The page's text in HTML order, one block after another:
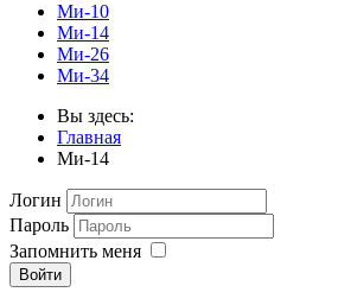
Ми-10
Ми-14
Ми-26
Ми-34
Вы здесь:
Главная
Ми-14
Логин
Пароль
Запомнить меня
Войти